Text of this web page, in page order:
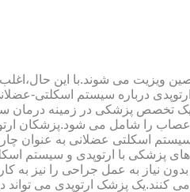
ویزیت می شوند.با این
درباره سیستم اسکلتی-
یک تخصص پزشکی در زمینه درمان
را شامل می شود.پزشکان
اسکلتی عضلانی به عنوان
پزشکی با ارتوپدی و سیستم
به عمل جراحی را نیز به
پزشک ارتوپدی می